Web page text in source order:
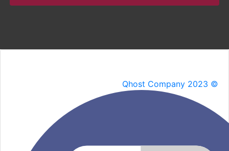
Qhost Company 2023 ©